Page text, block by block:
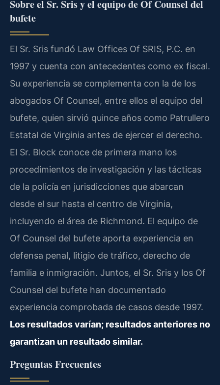
Sobre el Sr. Sris y el equipo de Of Counsel del
bufete
El Sr. Sris fundó Law Offices Of SRIS, P.C. en
1997 y cuenta con antecedentes como ex fiscal.
Su experiencia se complementa con la de los
abogados Of Counsel, entre ellos el equipo del
bufete, quien sirvió quince años como Patrullero
Estatal de Virginia antes de ejercer el derecho.
El Sr. Block conoce de primera mano los
procedimientos de investigación y las tácticas
de la policía en jurisdicciones que abarcan
desde el sur hasta el centro de Virginia,
incluyendo el área de Richmond. El equipo de
Of Counsel del bufete aporta experiencia en
defensa penal, litigio de tráfico, derecho de
familia e inmigración. Juntos, el Sr. Sris y los Of
Counsel del bufete han documentado
experiencia comprobada de casos desde 1997.
Los resultados varían; resultados anteriores no
garantizan un resultado similar.
Preguntas Frecuentes